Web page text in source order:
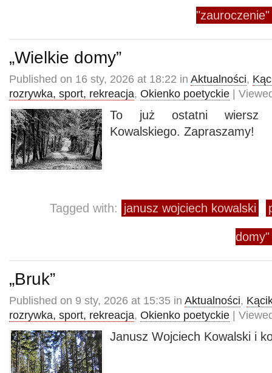
"zauroczenie"
„Wielkie domy”
Published on 16 sty, 2026 at 18:22 in Aktualności,
rozrywka, sport, rekreacja, Okienko poetyckie |
To już ostatni wiersz
Kowalskiego. Zapraszamy!
Tagged with: janusz wojciech kowalski
domy"
„Bruk”
Published on 9 sty, 2026 at 15:35 in Aktualności,
rozrywka, sport, rekreacja, Okienko poetyckie |
Janusz Wojciech Kowalski i